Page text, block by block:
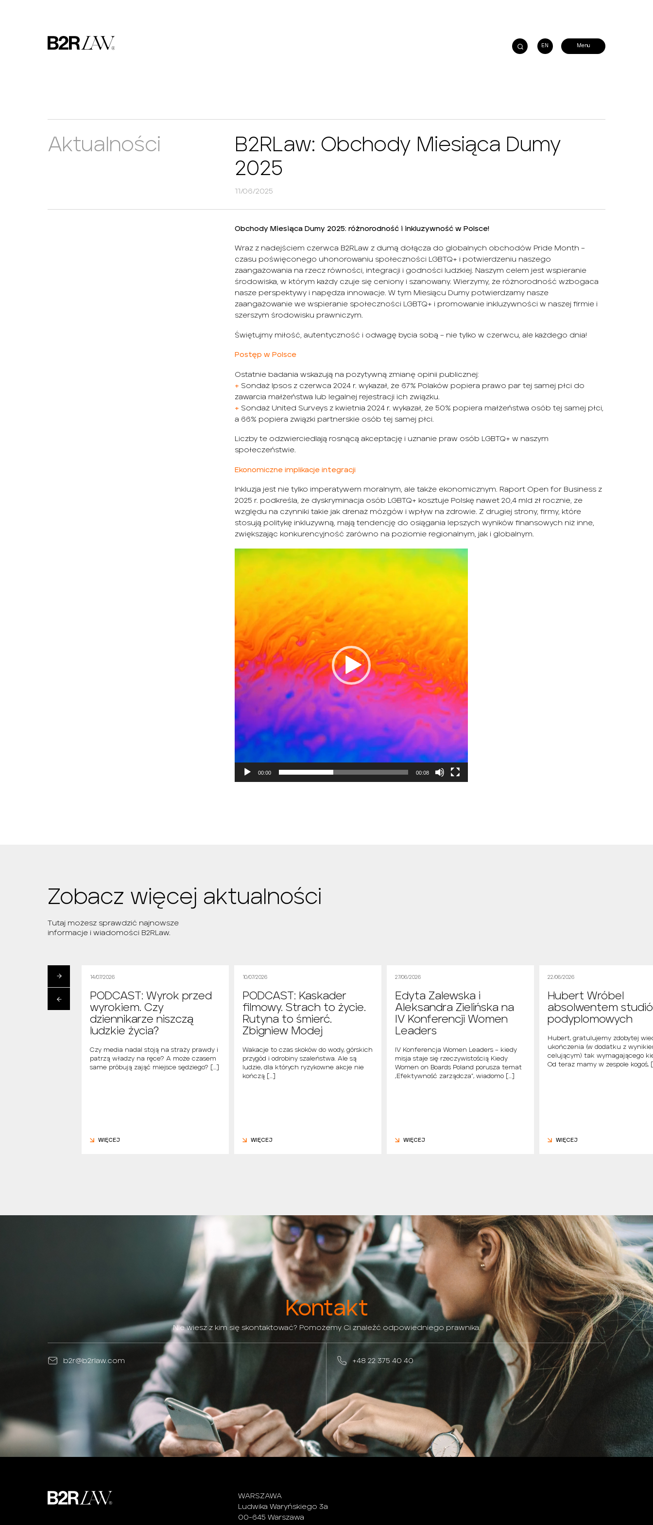
EN
Aktualności
B2RLaw: Obchody Miesiąca Dumy
2025
11/06/2025
Obchody Miesiąca Dumy 2025: różnorodność i inkluzywność w Polsce!
Wraz z nadejściem czerwca B2RLaw z dumą dołącza do globalnych obchodów Pride Month –
czasu poświęconego uhonorowaniu społeczności LGBTQ+ i potwierdzeniu naszego
zaangażowania na rzecz równości, integracji i godności ludzkiej. Naszym celem jest wspieranie
środowiska, w którym każdy czuje się ceniony i szanowany. Wierzymy, że różnorodność wzbogaca
nasze perspektywy i napędza innowacje. W tym Miesiącu Dumy potwierdzamy nasze
zaangażowanie we wspieranie społeczności LGBTQ+ i promowanie inkluzywności w naszej firmie i
szerszym środowisku prawniczym.
Świętujmy miłość, autentyczność i odwagę bycia sobą – nie tylko w czerwcu, ale każdego dnia!
Postęp w Polsce
Ostatnie badania wskazują na pozytywną zmianę opinii publicznej:
+ Sondaż Ipsos z czerwca 2024 r. wykazał, że 67% Polaków popiera prawo par tej samej płci do
zawarcia małżeństwa lub legalnej rejestracji ich związku.
+ Sondaż United Surveys z kwietnia 2024 r. wykazał, że 50% popiera małżeństwa osób tej samej płci,
a 66% popiera związki partnerskie osób tej samej płci.
Liczby te odzwierciedlają rosnącą akceptację i uznanie praw osób LGBTQ+ w naszym
społeczeństwie.
Ekonomiczne implikacje integracji
Inkluzja jest nie tylko imperatywem moralnym, ale także ekonomicznym. Raport Open for Business z
2025 r. podkreśla, że dyskryminacja osób LGBTQ+ kosztuje Polskę nawet 20,4 mld zł rocznie, ze
względu na czynniki takie jak drenaż mózgów i wpływ na zdrowie. Z drugiej strony, firmy, które
stosują politykę inkluzywną, mają tendencję do osiągania lepszych wyników finansowych niż inne,
zwiększając konkurencyjność zarówno na poziomie regionalnym, jak i globalnym.
Odtwarzacz
00:00 00:08
Zobacz więcej aktualności
Tutaj możesz sprawdzić najnowsze
informacje i wiadomości B2RLaw.
14/07/2026
PODCAST: Wyrok przed
wyrokiem. Czy
dziennikarze niszczą
ludzkie życia?
Czy media nadal stoją na straży prawdy i
patrzą władzy na ręce? A może czasem
same próbują zająć miejsce sędziego? […]
WIĘCEJ
10/07/2026
PODCAST: Kaskader
filmowy. Strach to życie.
Rutyna to śmierć.
Zbigniew Modej
Wakacje to czas skoków do wody, górskich
przygód i odrobiny szaleństwa. Ale są
ludzie, dla których ryzykowne akcje nie
kończą […]
WIĘCEJ
27/06/2026
Edyta Zalewska i
Aleksandra Zielińska na
IV Konferencji Women
Leaders
IV Konferencja Women Leaders – kiedy
misja staje się rzeczywistością Kiedy
Women on Boards Poland porusza temat
„Efektywność zarządcza”, wiadomo […]
WIĘCEJ
22/06/2026
Hubert Wróbel
absolwentem
podyplomowych
Hubert, gratulujemy zdobytej
ukończenia (w dodatku z
celującym) tak wymagającego
Od teraz mamy w zespole kogoś,
WIĘCEJ
Kontakt
Nie wiesz z kim się skontaktować? Pomożemy Ci znaleźć odpowiedniego prawnika.
b2r@b2rlaw.com +48 22 375 40 40
WARSZAWA
Ludwika Waryńskiego 3a
00-645 Warszawa